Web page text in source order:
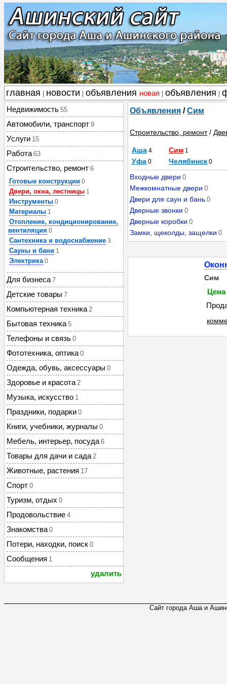
главная новости объявления новая объявления
Недвижимость 55
Автомобили, транспорт 9
Услуги 15
Работа 63
Строительство, ремонт 6
Готовые конструкции 0
Двери, окна, лестницы 1
Инструменты 0
Материалы 1
Отопление, кондиционирование,
вентиляция 0
Сантехника и водоснабжение 3
Сауны и бани 1
Электрика 0
Для бизнеса 7
Детские товары 7
Компьютерная техника 2
Бытовая техника 5
Телефоны и связь 0
Фототехника, оптика 0
Одежда, обувь, аксессуары 0
Здоровье и красота 2
Музыка, искусство 1
Праздники, подарки 0
Книги, учебники, журналы 0
Мебель, интерьер, посуда 6
Товары для дачи и сада 2
Животные, растения 17
Спорт 0
Туризм, отдых 0
Продовольствие 4
Знакомства 0
Потери, находки, поиск 0
Сообщения 1
удалить
Объявления /Сим
Строительство, ремонт/
Аша 4 Сим 1
Уфа 0 Челябинск 0
Входные двери 0
Межкомнатные двери 0
Двери для саун и бань 0
Дверные звонки 0
Дверные коробки 0
Замки, щеколды, защелки 0
Сим
Цена
Сайт города Аша и